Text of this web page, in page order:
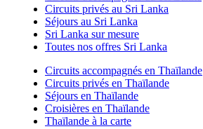
Circuits privés au Sri Lanka
Séjours au Sri Lanka
Sri Lanka sur mesure
Toutes nos offres Sri Lanka
Circuits accompagnés en Thaïlande
Circuits privés en Thaïlande
Séjours en Thaïlande
Croisières en Thaïlande
Thaïlande à la carte